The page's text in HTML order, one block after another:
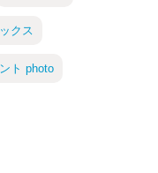
クス
ト photo